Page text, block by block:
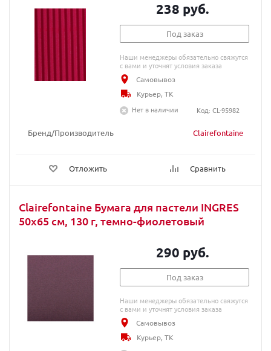
Бренд/Производитель Clairefontaine
Отложить Сравнить
238 руб.
Под заказ
Наши менеджеры обязательно свяжутся
с вами и уточнят условия заказа
Самовывоз
Курьер, ТК
Нет в наличии
Код: CL-95982
Clairefontaine Бумага для пастели INGRES
50х65 см, 130 г, темно-фиолетовый
290 руб.
Под заказ
Наши менеджеры обязательно свяжутся
с вами и уточнят условия заказа
Самовывоз
Курьер, ТК